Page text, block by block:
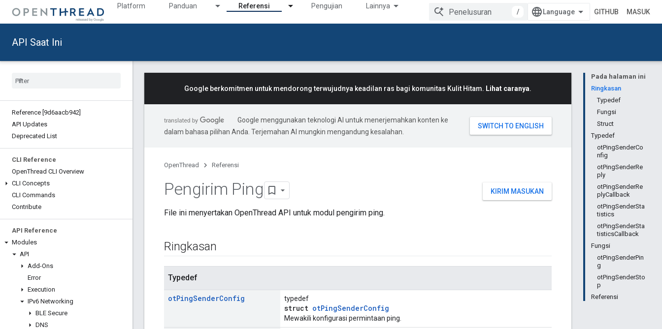
Platform Panduan Referensi Pengujian Lainnya
/ GITHUB MASUK
API Saat Ini
Reference [9d6aacb942]
API Updates
Deprecated List
CLI Reference
OpenThread CLI Overview
CLI Concepts
CLI Commands
Contribute
API Reference
Modules
API
Add-Ons
Error
Execution
IPv6 Networking
BLE Secure
DNS
Pada halaman ini
Ringkasan
Typedef
Fungsi
Struct
Typedef
otPingSenderCo
nfig
otPingSenderRe
ply
otPingSenderRe
plyCallback
otPingSenderSta
tistics
otPingSenderSta
tisticsCallback
Fungsi
otPingSenderPin
g
otPingSenderSto
p
Referensi
Google berkomitmen untuk mendorong terwujudnya keadilan ras bagi komunitas Kulit Hitam. Lihat caranya.
Google menggunakan teknologi AI untuk menerjemahkan konten ke
dalam bahasa pilihan Anda. Terjemahan AI mungkin mengandung kesalahan.
OpenThread Referensi
KIRIM MASUKAN
Pengirim Ping
File ini menyertakan OpenThread API untuk modul pengirim ping.
Ringkasan
Typedef
otPingSenderConfig typedef
struct otPingSenderConfig
Mewakili konfigurasi permintaan ping.